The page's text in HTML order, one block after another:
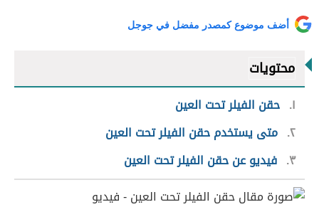
أضف موضوع كمصدر مفضل في جوجل
محتويات
١ حقن الفيلر تحت العين
٢ متى يستخدم حقن الفيلر تحت العين
٣ فيديو عن حقن الفيلر تحت العين